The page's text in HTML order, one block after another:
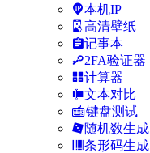
本机IP
高清壁纸
记事本
2FA验证器
计算器
文本对比
键盘测试
随机数生成
条形码生成